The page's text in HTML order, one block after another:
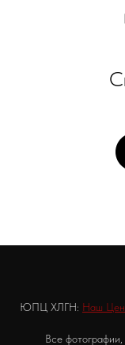
ЮПЦ ХЛГН: Наш
Все